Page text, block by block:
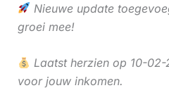
Nieuwe update
groei mee!
Laatst herzien op 10-
voor jouw inkomen.